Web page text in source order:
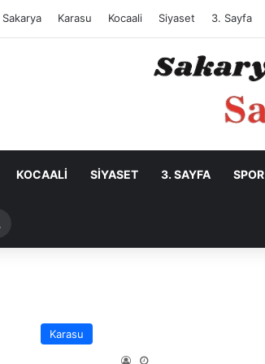
Sakarya Karasu Kocaali Siyaset 3. Sayfa
KOCAALI SIYASET 3. SAYFA SPOR
yap
Karasu